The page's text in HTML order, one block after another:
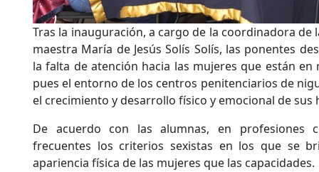
Tras la inauguración, a cargo de la coordinadora de
maestra María de Jesús Solís Solís, las ponentes
la falta de atención hacia las mujeres que están en
pues el entorno de los centros penitenciarios de
el crecimiento y desarrollo físico y emocional de sus
De acuerdo con las alumnas, en profesiones
frecuentes los criterios sexistas en los que se
apariencia física de las mujeres que las capacidades.